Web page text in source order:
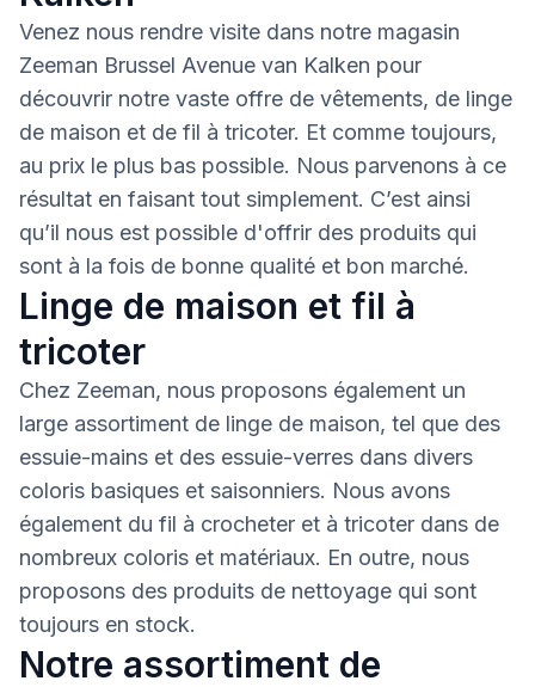
Venez nous rendre visite dans notre magasin
Zeeman Brussel Avenue van Kalken pour
découvrir notre vaste offre de vêtements, de linge
de maison et de fil à tricoter. Et comme toujours,
au prix le plus bas possible. Nous parvenons à ce
résultat en faisant tout simplement. C’est ainsi
qu’il nous est possible d'offrir des produits qui
sont à la fois de bonne qualité et bon marché.
Linge de maison et fil à
tricoter
Chez Zeeman, nous proposons également un
large assortiment de linge de maison, tel que des
essuie-mains et des essuie-verres dans divers
coloris basiques et saisonniers. Nous avons
également du fil à crocheter et à tricoter dans de
nombreux coloris et matériaux. En outre, nous
proposons des produits de nettoyage qui sont
toujours en stock.
Notre assortiment de